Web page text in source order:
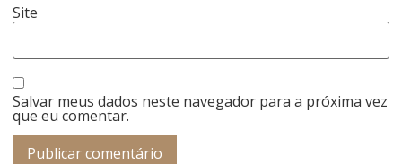
Site
Salvar meus dados neste navegador para a próxima vez
que eu comentar.